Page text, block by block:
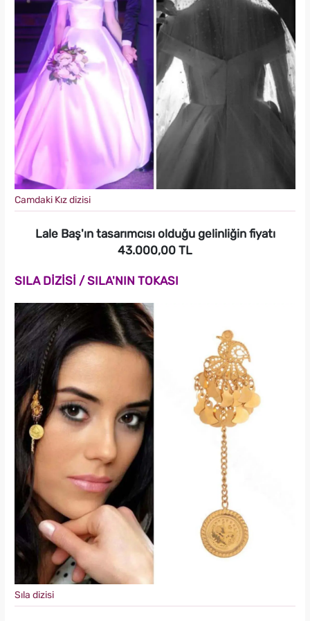
Camdaki Kız dizisi
Lale Baş'ın tasarımcısı olduğu gelinliğin fiyatı
43.000,00 TL
SILA DİZİSİ / SILA'NIN TOKASI
Sıla dizisi